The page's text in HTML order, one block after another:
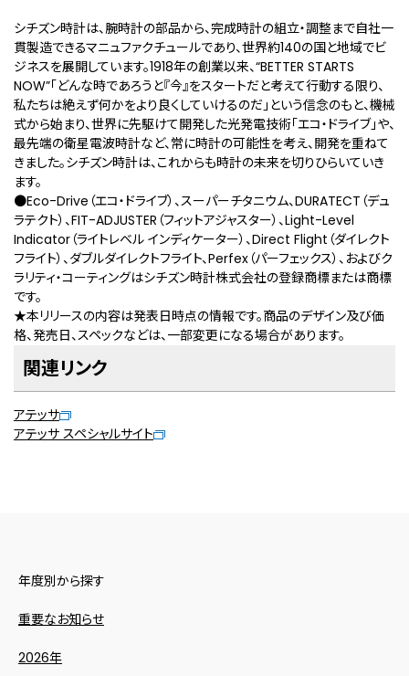
シチズン時計は、腕時計の部品から、完成時計の組立・調整まで自社一
貫製造できるマニュファクチュールであり、世界約140の国と地域でビ
ジネスを展開しています。1918年の創業以来、“BETTER STARTS
NOW”「どんな時であろうと『今』をスタートだと考えて行動する限り、
私たちは絶えず何かをより良くしていけるのだ」という信念のもと、機械
式から始まり、世界に先駆けて開発した光発電技術「エコ・ドライブ」や、
最先端の衛星電波時計など、常に時計の可能性を考え、開発を重ねて
きました。シチズン時計は、これからも時計の未来を切りひらいていき
ます。
●Eco-Drive（エコ・ドライブ）、スーパーチタニウム、DURATECT（デュ
ラテクト）、FIT-ADJUSTER（フィットアジャスター）、Light-Level
Indicator（ライトレベル インディケーター）、Direct Flight（ダイレクト
フライト）、ダブルダイレクトフライト、Perfex（パーフェックス）、およびク
ラリティ・コーティングはシチズン時計株式会社の登録商標または商標
です。
★本リリースの内容は発表日時点の情報です。商品のデザイン及び価
格、発売日、スペックなどは、一部変更になる場合があります。
関連リンク
アテッサ
アテッサ スペシャルサイト
年度別から探す
重要なお知らせ
2026年